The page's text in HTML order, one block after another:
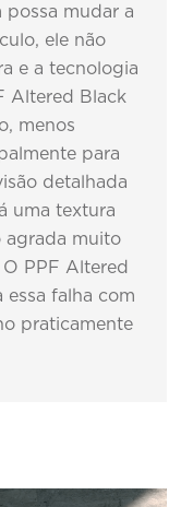
mudar a
ele não
e a tecnologia
Altered Black
menos
para
detalhada
uma textura
agrada muito
PPF Altered
essa falha com
praticamente